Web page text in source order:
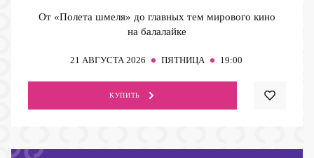
От «Полета шмеля» до главных тем мирового кино
на балалайке
21 АВГУСТА 2026 ПЯТНИЦА 19:00
КУПИТЬ